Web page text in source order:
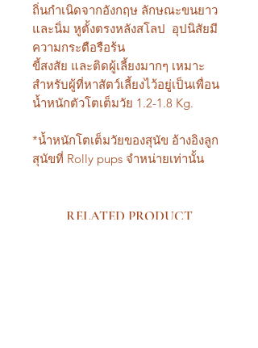
ถิ่นกำเนิดจากอังกฤษ ลักษณะขนยาว
และนิ่ม หูตั้งตรงหลังสโลป อุปนิสัยมี
ความกระตือรือร้น
ขี้สงสัย และติดผู้เลี้ยงมากๆ เหมาะ
สำหรับผู้ที่หาสัตว์เลี้ยงไว้อยู่เป็นเพื่อน
น้ำหนักตัวโตเต็มวัย 1.2-1.8 Kg.
*น้ำหนักโตเต็มวัยของสุนัข อ้างอิงลูก
สุนัขที่ Rolly pups จำหน่ายเท่านั้น
RELATED PRODUCT